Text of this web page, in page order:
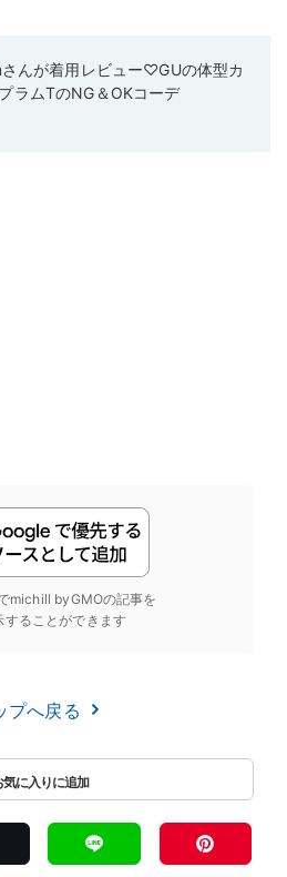
んが着用レビュー♡GUの体型カ
ラムTのNG＆OKコーデ
michill byGMOの記事を
することができます
プへ戻る